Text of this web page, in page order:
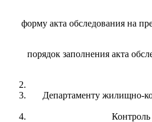
форму акта обследования на
порядок заполнения акта
Департаменту жилищно-